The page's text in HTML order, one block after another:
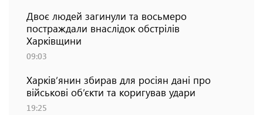
Двоє людей загинули та восьмеро
постраждали внаслідок обстрілів
Харківщини
09:03
Харків’янин збирав для росіян дані про
військові об’єкти та коригував удари
19:25